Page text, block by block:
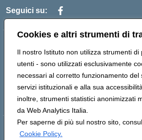
Cookies e altri strumenti di
Il nostro Istituto non utilizza strumenti di
utenti - sono utilizzati esclusivamente
necessari al corretto funzionamento del
servizi istituzionali e alla sua
inoltre, strumenti statistici anonimizzati
da Web Analytics Italia.
Per saperne di più sul nostro sito,
Cookie Policy.
Seguici su:
Centralino:0805352286 Email:
Posta elettronica certificata (PEC):